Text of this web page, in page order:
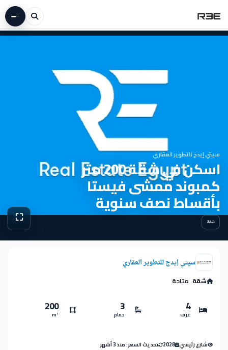
سيتي إيدج للتطوير العقاري
اسكن في شقة 200 متر
كمبوند ممشى فيستا
بأقساط نصف سنوية
شقة ⛶عرض
سيتي إيدج للتطوير العقاري
شقة متاحة
4
غرف
3
حمام
200
m²
شارع رئيسي 2028 تحديث السعر: منذ 3 أشهر